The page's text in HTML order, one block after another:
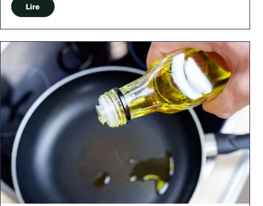
Lire